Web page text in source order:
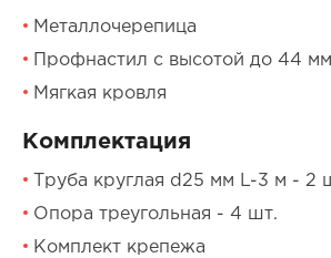
Металлочерепица
Профнастил с высотой до 44 мм
Мягкая кровля
Комплектация
Труба круглая d25 мм L-3 м - 2
Опора треугольная - 4 шт.
Комплект крепежа